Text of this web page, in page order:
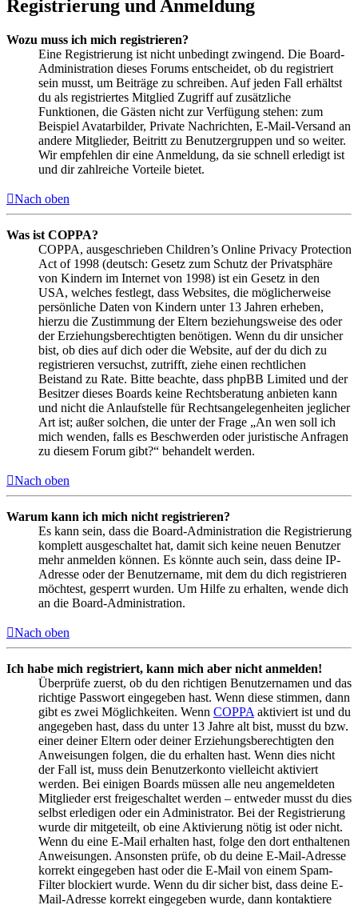
Registrierung und Anmeldung
Wozu muss ich mich registrieren?
Eine Registrierung ist nicht unbedingt zwingend. Die Board-
Administration dieses Forums entscheidet, ob du registriert
sein musst, um Beiträge zu schreiben. Auf jeden Fall erhältst
du als registriertes Mitglied Zugriff auf zusätzliche
Funktionen, die Gästen nicht zur Verfügung stehen: zum
Beispiel Avatarbilder, Private Nachrichten, E-Mail-Versand an
andere Mitglieder, Beitritt zu Benutzergruppen und so weiter.
Wir empfehlen dir eine Anmeldung, da sie schnell erledigt ist
und dir zahlreiche Vorteile bietet.
Nach oben
Was ist COPPA?
COPPA, ausgeschrieben Children’s Online Privacy Protection
Act of 1998 (deutsch: Gesetz zum Schutz der Privatsphäre
von Kindern im Internet von 1998) ist ein Gesetz in den
USA, welches festlegt, dass Websites, die möglicherweise
persönliche Daten von Kindern unter 13 Jahren erheben,
hierzu die Zustimmung der Eltern beziehungsweise des oder
der Erziehungsberechtigten benötigen. Wenn du dir unsicher
bist, ob dies auf dich oder die Website, auf der du dich zu
registrieren versuchst, zutrifft, ziehe einen rechtlichen
Beistand zu Rate. Bitte beachte, dass phpBB Limited und der
Besitzer dieses Boards keine Rechtsberatung anbieten kann
und nicht die Anlaufstelle für Rechtsangelegenheiten jeglicher
Art ist; außer solchen, die unter der Frage „An wen soll ich
mich wenden, falls es Beschwerden oder juristische Anfragen
zu diesem Forum gibt?“ behandelt werden.
Nach oben
Warum kann ich mich nicht registrieren?
Es kann sein, dass die Board-Administration die Registrierung
komplett ausgeschaltet hat, damit sich keine neuen Benutzer
mehr anmelden können. Es könnte auch sein, dass deine IP-
Adresse oder der Benutzername, mit dem du dich registrieren
möchtest, gesperrt wurden. Um Hilfe zu erhalten, wende dich
an die Board-Administration.
Nach oben
Ich habe mich registriert, kann mich aber nicht anmelden!
Überprüfe zuerst, ob du den richtigen Benutzernamen und das
richtige Passwort eingegeben hast. Wenn diese stimmen, dann
gibt es zwei Möglichkeiten. Wenn COPPA aktiviert ist und du
angegeben hast, dass du unter 13 Jahre alt bist, musst du bzw.
einer deiner Eltern oder deiner Erziehungsberechtigten den
Anweisungen folgen, die du erhalten hast. Wenn dies nicht
der Fall ist, muss dein Benutzerkonto vielleicht aktiviert
werden. Bei einigen Boards müssen alle neu angemeldeten
Mitglieder erst freigeschaltet werden – entweder musst du dies
selbst erledigen oder ein Administrator. Bei der Registrierung
wurde dir mitgeteilt, ob eine Aktivierung nötig ist oder nicht.
Wenn du eine E-Mail erhalten hast, folge den dort enthaltenen
Anweisungen. Ansonsten prüfe, ob du deine E-Mail-Adresse
korrekt eingegeben hast oder die E-Mail von einem Spam-
Filter blockiert wurde. Wenn du dir sicher bist, dass deine E-
Mail-Adresse korrekt eingegeben wurde, dann kontaktiere